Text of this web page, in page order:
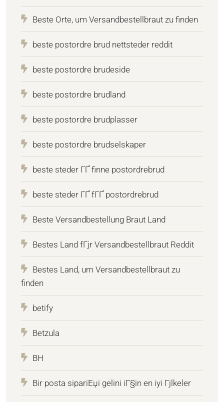
Beste Orte, um Versandbestellbraut zu finden
beste postordre brud nettsteder reddit
beste postordre brudeside
beste postordre brudland
beste postordre brudplasser
beste postordre brudselskaper
beste steder ГҐ finne postordrebrud
beste steder ГҐ fГҐ postordrebrud
Beste Versandbestellung Braut Land
Bestes Land fГјr Versandbestellbraut Reddit
Bestes Land, um Versandbestellbraut zu
finden
betify
Betzula
BH
Bir posta sipariЕџi gelini iГ§in en iyi Гјlkeler